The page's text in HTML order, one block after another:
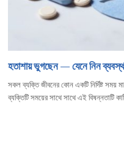
হতাশায় ভুগছেন — যেনে নিন
সকল ব্যক্তি জীবনের কোন একটি নির্দিষ্ট সময়
ব্যক্তিটি সময়ের সাথে সাথে এই বিষন্নতাটি